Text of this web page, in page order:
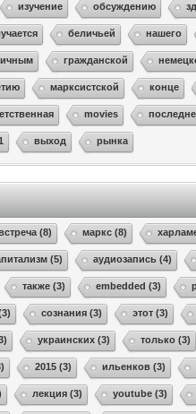
изучение обсуждению
беличьей нашего
гражданской
марксистской конце
movies
выход рынка
(8) маркс (8)
(5) аудиозапись (4)
также (3) embedded (3)
сознания (3) этот (3)
украинских (3) только (3)
2015 (3) ильенков (3)
лекция (3) youtube (3)